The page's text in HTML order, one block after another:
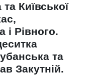
Київської
і Рівного.
та
Закутній.